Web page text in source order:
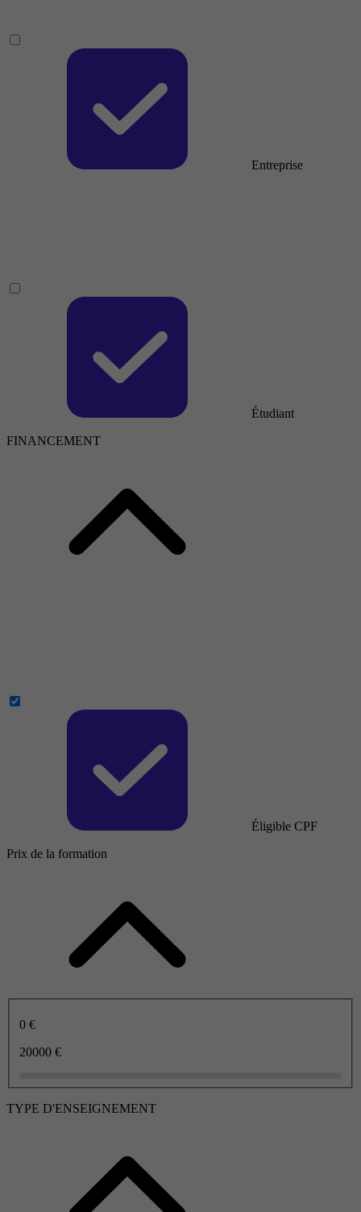
Entreprise
Étudiant
FINANCEMENT
Éligible CPF
Prix de la formation
0 €
20000 €
TYPE D'ENSEIGNEMENT